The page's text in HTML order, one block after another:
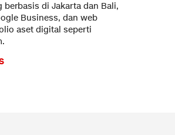
berbasis di Jakarta dan Bali,
Business, dan web
aset digital seperti